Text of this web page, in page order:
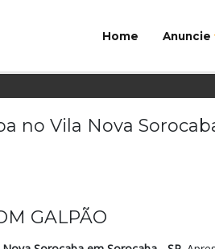
Home Anuncie
no Vila Nova
GALPÃO